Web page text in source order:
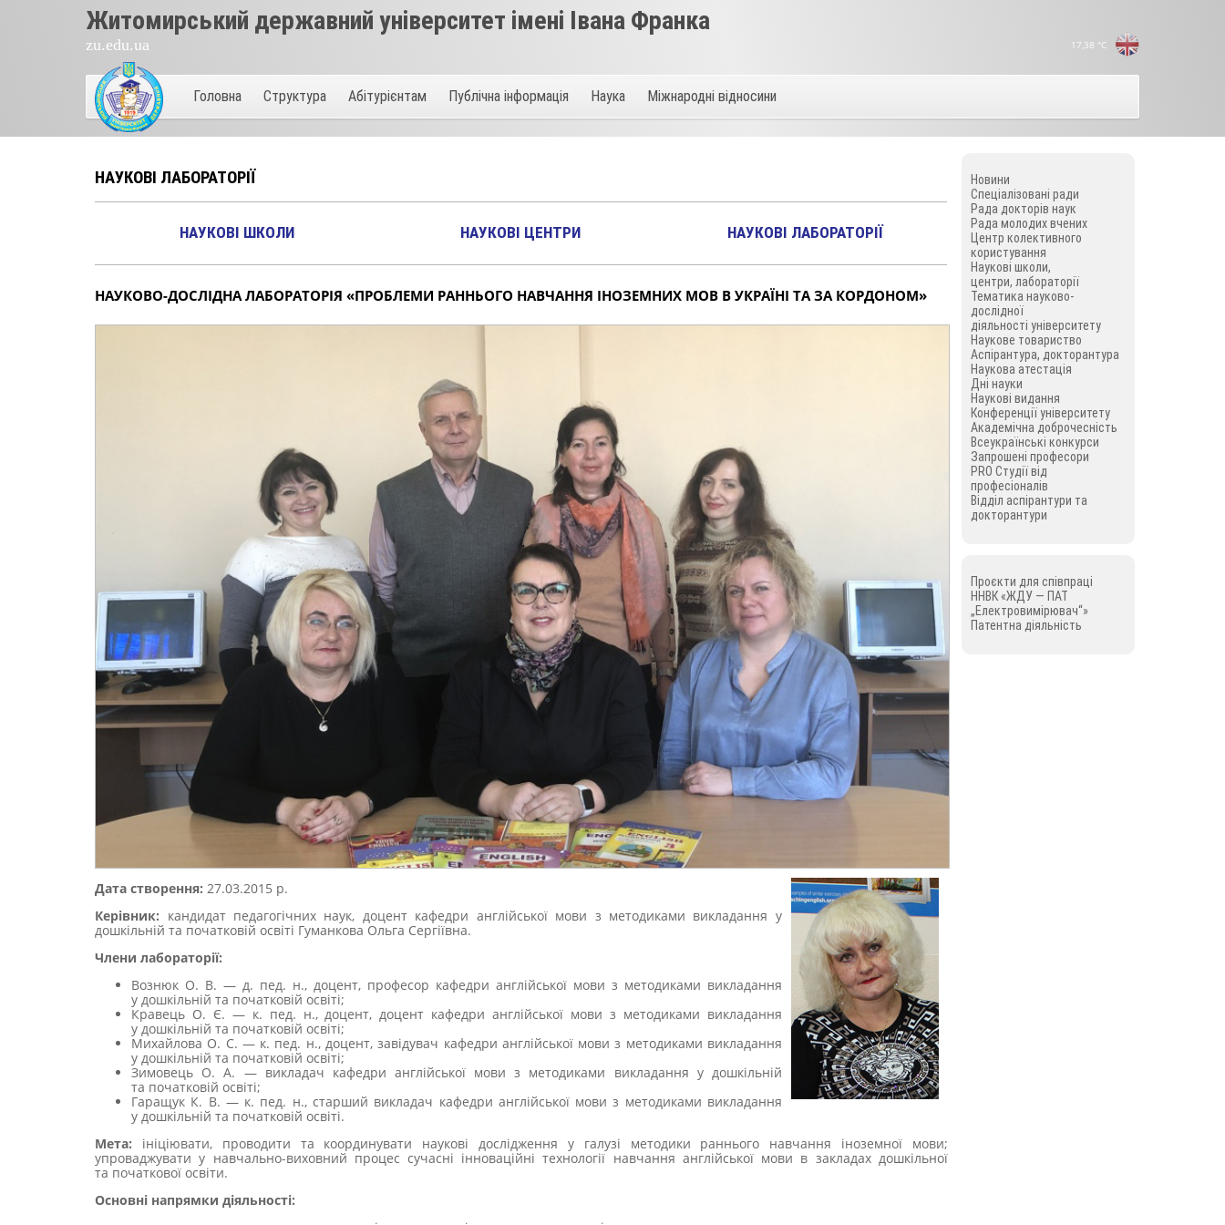
17,38 °C
Житомирський державний університет імені Івана Франка
zu.edu.ua
Головна Структура Абітурієнтам Публічна інформація Наука Міжнародні відносини
НАУКОВІ ЛАБОРАТОРІЇ
НАУКОВІ ШКОЛИ НАУКОВІ ЦЕНТРИ НАУКОВІ ЛАБОРАТОРІЇ
НАУКОВО-ДОСЛІДНА ЛАБОРАТОРІЯ «ПРОБЛЕМИ РАННЬОГО НАВЧАННЯ ІНОЗЕМНИХ МОВ В УКРАЇНІ ТА ЗА КОРДОНОМ»
Дата створення: 27.03.2015 р.
Керівник: кандидат педагогічних наук, доцент кафедри англійської мови з методиками викладання у
дошкільній та початковій освіті Гуманкова Ольга Сергіївна.
Члени лабораторії:
Вознюк О. В. — д. пед. н., доцент, професор кафедри англійської мови з методиками викладання
у дошкільній та початковій освіті;
Кравець О. Є. — к. пед. н., доцент, доцент кафедри англійської мови з методиками викладання
у дошкільній та початковій освіті;
Михайлова О. С. — к. пед. н., доцент, завідувач кафедри англійської мови з методиками викладання
у дошкільній та початковій освіті;
Зимовець О. А. — викладач кафедри англійської мови з методиками викладання у дошкільній
та початковій освіті;
Гаращук К. В. — к. пед. н., старший викладач кафедри англійської мови з методиками викладання
у дошкільній та початковій освіті.
Мета: ініціювати, проводити та координувати наукові дослідження у галузі методики раннього навчання іноземної мови;
упроваджувати у навчально-виховний процес сучасні інноваційні технології навчання англійської мови в закладах дошкільної
та початкової освіти.
Основні напрямки діяльності:
Новини
Спеціалізовані ради
Рада докторів наук
Рада молодих вчених
Центр колективного
користування
Наукові школи,
центри, лабораторії
Тематика науково-
дослідної
діяльності університету
Наукове товариство
Аспірантура, докторантура
Наукова атестація
Дні науки
Наукові видання
Конференції університету
Академічна доброчесність
Всеукраїнські конкурси
Запрошені професори
PRO Студії від
професіоналів
Відділ аспірантури та
докторантури
Проєкти для співпраці
ННВК «ЖДУ — ПАТ
„Електровимірювач“»
Патентна діяльність